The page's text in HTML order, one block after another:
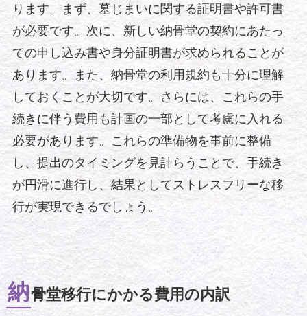
ります。まず、墓じまいに関する証明書や許可書
が必要です。次に、新しい納骨堂の契約にあたっ
ての申し込み書や身分証明書が求められることが
あります。また、納骨堂の利用規約も十分に理解
しておくことが大切です。さらには、これらの手
続きに伴う費用も計画の一部として考慮に入れる
必要があります。これらの準備物を事前に整備
し、提出のタイミングを見計らうことで、手続き
が円滑に進行し、結果としてストレスフリーな移
行が実現できるでしょう。
納骨堂移行にかかる費用の内訳